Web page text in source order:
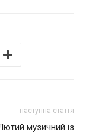
наступна стаття
музичний із